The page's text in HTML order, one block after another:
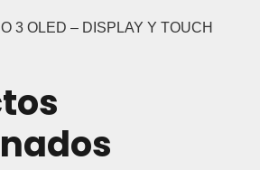
3 OLED – DISPLAY Y TOUCH